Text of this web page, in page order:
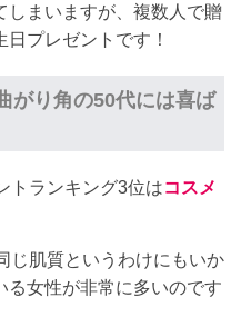
しまいますが、複数人で贈
プレゼントです！
がり角の50代には喜ば
トランキング3位はコスメ
じ肌質というわけにもいか
る女性が非常に多いのです